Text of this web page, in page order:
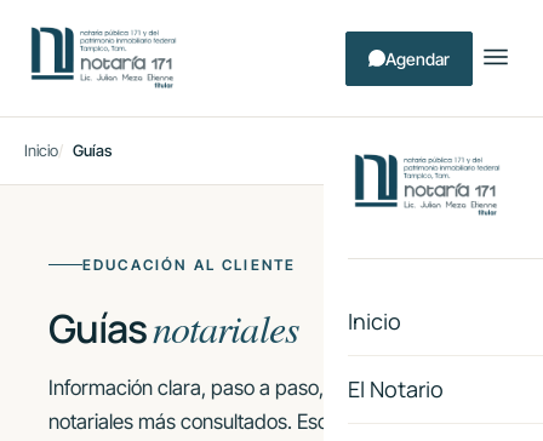
Agendar
Inicio
El Notario
Inicio Guías
EDUCACIÓN AL CLIENTE
Guíasnotariales
Información clara, paso a paso, sobre los trámites
notariales más consultados. Escritas por el Lic.